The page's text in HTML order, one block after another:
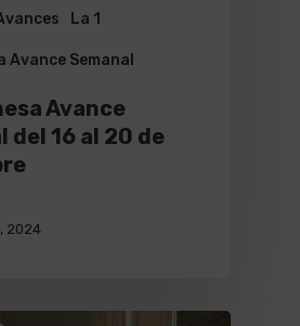
La 1
Avance Semanal
Avance
del 16 al 20 de
2024